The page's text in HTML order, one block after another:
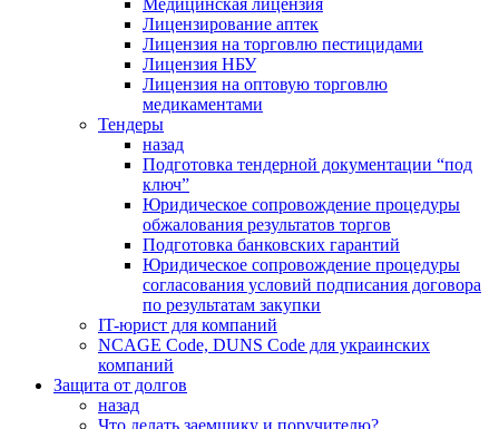
Медицинская лицензия
Лицензирование аптек
Лицензия на торговлю пестицидами
Лицензия НБУ
Лицензия на оптовую торговлю
медикаментами
Тендеры
назад
Подготовка тендерной документации “под
ключ”
Юридическое сопровождение процедуры
обжалования результатов торгов
Подготовка банковских гарантий
Юридическое сопровождение процедуры
согласования условий подписания договора
по результатам закупки
IT-юрист для компаний
NCAGE Code, DUNS Code для украинских
компаний
Защита от долгов
назад
Что делать заемщику и поручителю?